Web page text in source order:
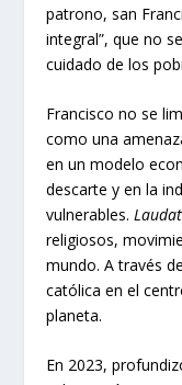
patrono, san
integral”, que no
cuidado de los
Francisco no se
como una
en un modelo
descarte y en la
vulnerables.
religiosos,
mundo. A través
católica en el
planeta.
En 2023,